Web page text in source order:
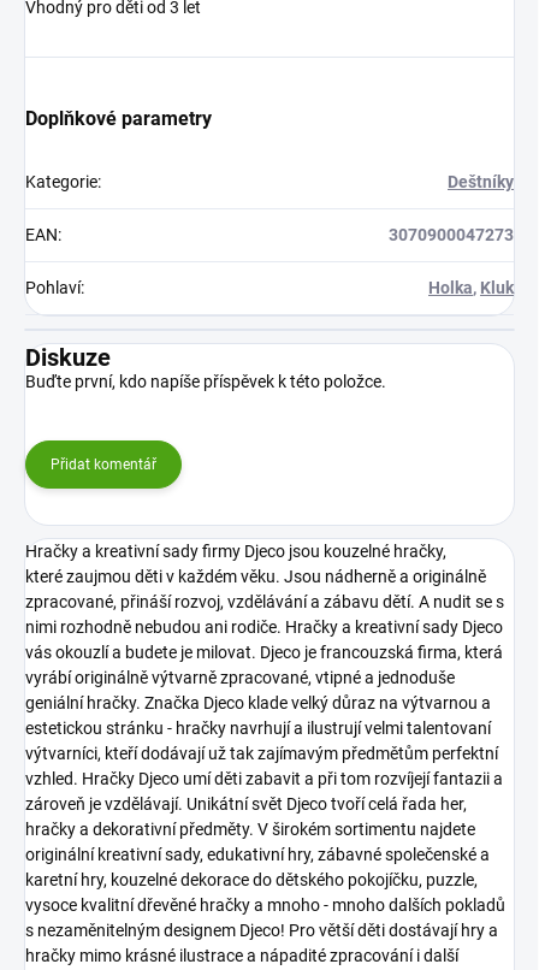
Vhodný pro děti od 3 let
Doplňkové parametry
Kategorie: Deštníky
EAN: 3070900047273
Pohlaví: Holka, Kluk
Diskuze
Buďte první, kdo napíše příspěvek k této položce.
Přidat komentář
Hračky a kreativní sady firmy Djeco jsou kouzelné hračky,
které zaujmou děti v každém věku. Jsou nádherně a originálně
zpracované, přináší rozvoj, vzdělávání a zábavu dětí. A nudit se s
nimi rozhodně nebudou ani rodiče. Hračky a kreativní sady Djeco
vás okouzlí a budete je milovat. Djeco je francouzská firma, která
vyrábí originálně výtvarně zpracované, vtipné a jednoduše
geniální hračky. Značka Djeco klade velký důraz na výtvarnou a
estetickou stránku - hračky navrhují a ilustrují velmi talentovaní
výtvarníci, kteří dodávají už tak zajímavým předmětům perfektní
vzhled. Hračky Djeco umí děti zabavit a při tom rozvíjejí fantazii a
zároveň je vzdělávají. Unikátní svět Djeco tvoří celá řada her,
hračky a dekorativní předměty. V širokém sortimentu najdete
originální kreativní sady, edukativní hry, zábavné společenské a
karetní hry, kouzelné dekorace do dětského pokojíčku, puzzle,
vysoce kvalitní dřevěné hračky a mnoho - mnoho dalších pokladů
s nezaměnitelným designem Djeco! Pro větší děti dostávají hry a
hračky mimo krásné ilustrace a nápadité zpracování i další